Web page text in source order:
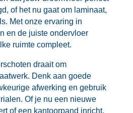
of het nu gaat om laminaat,
Met onze ervaring in
en de juiste ondervloer
ruimte compleet.​
draait om
Denk aan goede
afwerking en gebruik
Of je nu een nieuwe
of een kantoorpand inricht,